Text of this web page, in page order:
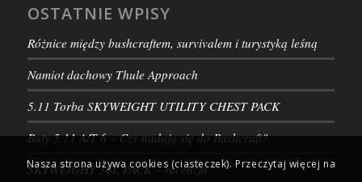
OSTATNIE WPISY
Różnice między bushcraftem, survivalem i turystyką leśną
Namiot dachowy Thule Approach
5.11 Torba SKYWEIGHT UTILITY CHEST PACK
Buty 5.11 A/T 6 – Czy nadają się do Bushcraft?
SKYWEIGHT 36L PACK – recenzja
Nasza strona używa cookies (ciasteczek). Przeczytaj więcej na